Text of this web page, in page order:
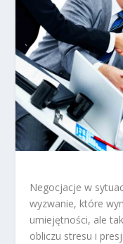
Negocjacje w
wyzwanie, które
umiejętności, ale
obliczu stresu i